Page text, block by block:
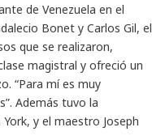
de Venezuela en el
Bonet y Carlos Gil, el
que se realizaron,
magistral y ofreció un
“Para mí es muy
Además tuvo la
y el maestro Joseph